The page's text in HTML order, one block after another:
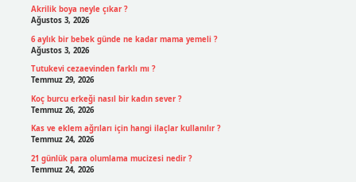
Akrilik boya neyle çıkar ?
Ağustos 3, 2026
6 aylık bir bebek günde ne kadar mama yemeli ?
Ağustos 3, 2026
Tutukevi cezaevinden farklı mı ?
Temmuz 29, 2026
Koç burcu erkeği nasıl bir kadın sever ?
Temmuz 26, 2026
Kas ve eklem ağrıları için hangi ilaçlar kullanılır ?
Temmuz 24, 2026
21 günlük para olumlama mucizesi nedir ?
Temmuz 24, 2026